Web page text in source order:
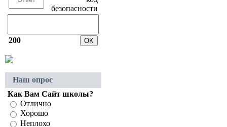
200
Наш опрос
Как Вам Сайт школы?
Отлично
Хорошо
Неплохо